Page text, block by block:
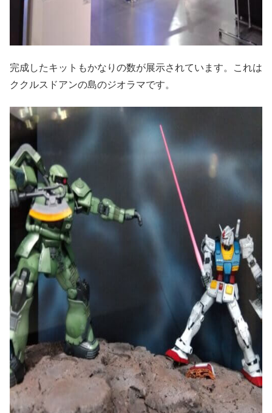
完成したキットもかなりの数が展示されています。これは
ククルスドアンの島のジオラマです。